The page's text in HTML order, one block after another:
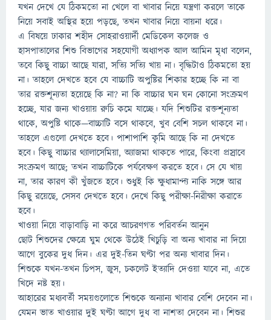
যখন দেখে যে ঠিকমতো না খেলে বা খাবার নিয়ে যন্ত্রণা করলে তাকে
নিয়ে সবাই অস্থির হয়ে পড়ছে, তখন খাবার নিয়ে বায়না ধরে।
এ বিষয়ে ঢাকার শহীদ সোহরাওয়ার্দী মেডিকেল কলেজ ও
হাসপাতালের শিশু বিভাগের সহযোগী অধ্যাপক আল আমিন মৃধা বলেন,
তবে কিছু বাচ্চা আছে যারা, সত্যি সত্যি খায় না। বৃদ্ধিটাও ঠিকমতো হয়
না। তাহলে দেখতে হবে যে বাচ্চাটি অপুষ্টির শিকার হচ্ছে কি না বা
তার রক্তশূন্যতা হয়েছে কি না? না কি বাচ্চার ঘন ঘন কোনো সংক্রমণ
হচ্ছে, যার জন্য খাওয়ায় রুচি কমে যাচ্ছে। যদি শিশুটির রক্তশূন্যতা
থাকে, অপুষ্টি থাকে—বাচ্চাটি বসে থাকবে, খুব বেশি সচল থাকবে না।
তাহলে এগুলো দেখতে হবে। পাশাপাশি কৃমি আছে কি না দেখতে
হবে। কিছু বাচ্চার থ্যালাসেমিয়া, অ্যাজমা থাকতে পারে, কিংবা প্রস্রাবে
সংক্রমণ আছে; তখন বাচ্চাটিকে পর্যবেক্ষণ করতে হবে। সে যে খায়
না, তার কারণ কী খুঁজতে হবে। শুধুই কি ক্ষুধামান্দ্য নাকি সঙ্গে আর
কিছু রয়েছে, সেসব দেখতে হবে। দেখে কিছু পরীক্ষা-নিরীক্ষা করাতে
হবে।
খাওয়া নিয়ে বাড়াবাড়ি না করে আচরণগত পরিবর্তন আনুন
ছোট শিশুদের ক্ষেত্রে ঘুম থেকে উঠেই খিচুড়ি বা অন্য খাবার না দিয়ে
আগে বুকের দুধ দিন। এর দুই-তিন ঘণ্টা পর অন্য খাবার দিন।
শিশুকে যখন-তখন চিপস, জুস, চকলেট ইত্যাদি দেওয়া যাবে না, এতে
খিদে নষ্ট হয়।
আহারের মধ্যবর্তী সময়গুলোতে শিশুকে অন্যান্য খাবার বেশি দেবেন না।
যেমন ভাত খাওয়ার দুই ঘণ্টা আগে দুধ বা নাশতা দেবেন না। শিশুর